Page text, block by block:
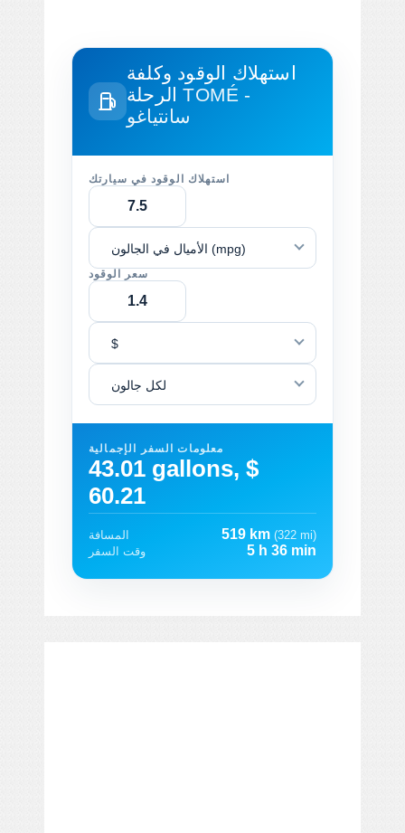
استهلاك الوقود وكلفة
الرحلةTOMÉ -
سانتياغو
استهلاك الوقود في سيارتك
الأميال في الجالون (mpg)
سعر الوقود
$
لكل جالون
معلومات السفر الإجمالية
43.01 gallons, $
60.21
المسافة 519 km (322 mi)
وقت السفر
5 h 36 min